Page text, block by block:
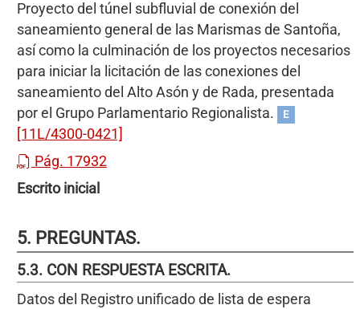
Proyecto del túnel subfluvial de conexión del
saneamiento general de las Marismas de Santoña,
así como la culminación de los proyectos necesarios
para iniciar la licitación de las conexiones del
saneamiento del Alto Asón y de Rada, presentada
por el Grupo Parlamentario Regionalista.
E
[11L/4300-0421]
Pág. 17932
Escrito inicial
5. PREGUNTAS.
5.3. CON RESPUESTA ESCRITA.
Datos del Registro unificado de lista de espera